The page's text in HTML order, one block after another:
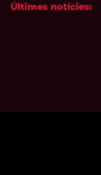
Últimes notícies: